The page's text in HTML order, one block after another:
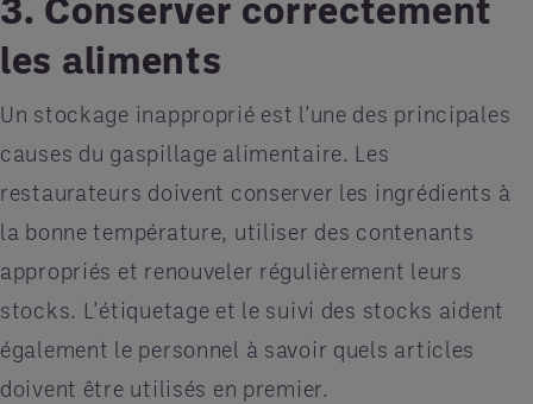
les aliments
Un stockage inapproprié est l'une des principales
causes du gaspillage alimentaire. Les
restaurateurs doivent conserver les ingrédients à
la bonne température, utiliser des contenants
appropriés et renouveler régulièrement leurs
stocks. L'étiquetage et le suivi des stocks aident
également le personnel à savoir quels articles
doivent être utilisés en premier.